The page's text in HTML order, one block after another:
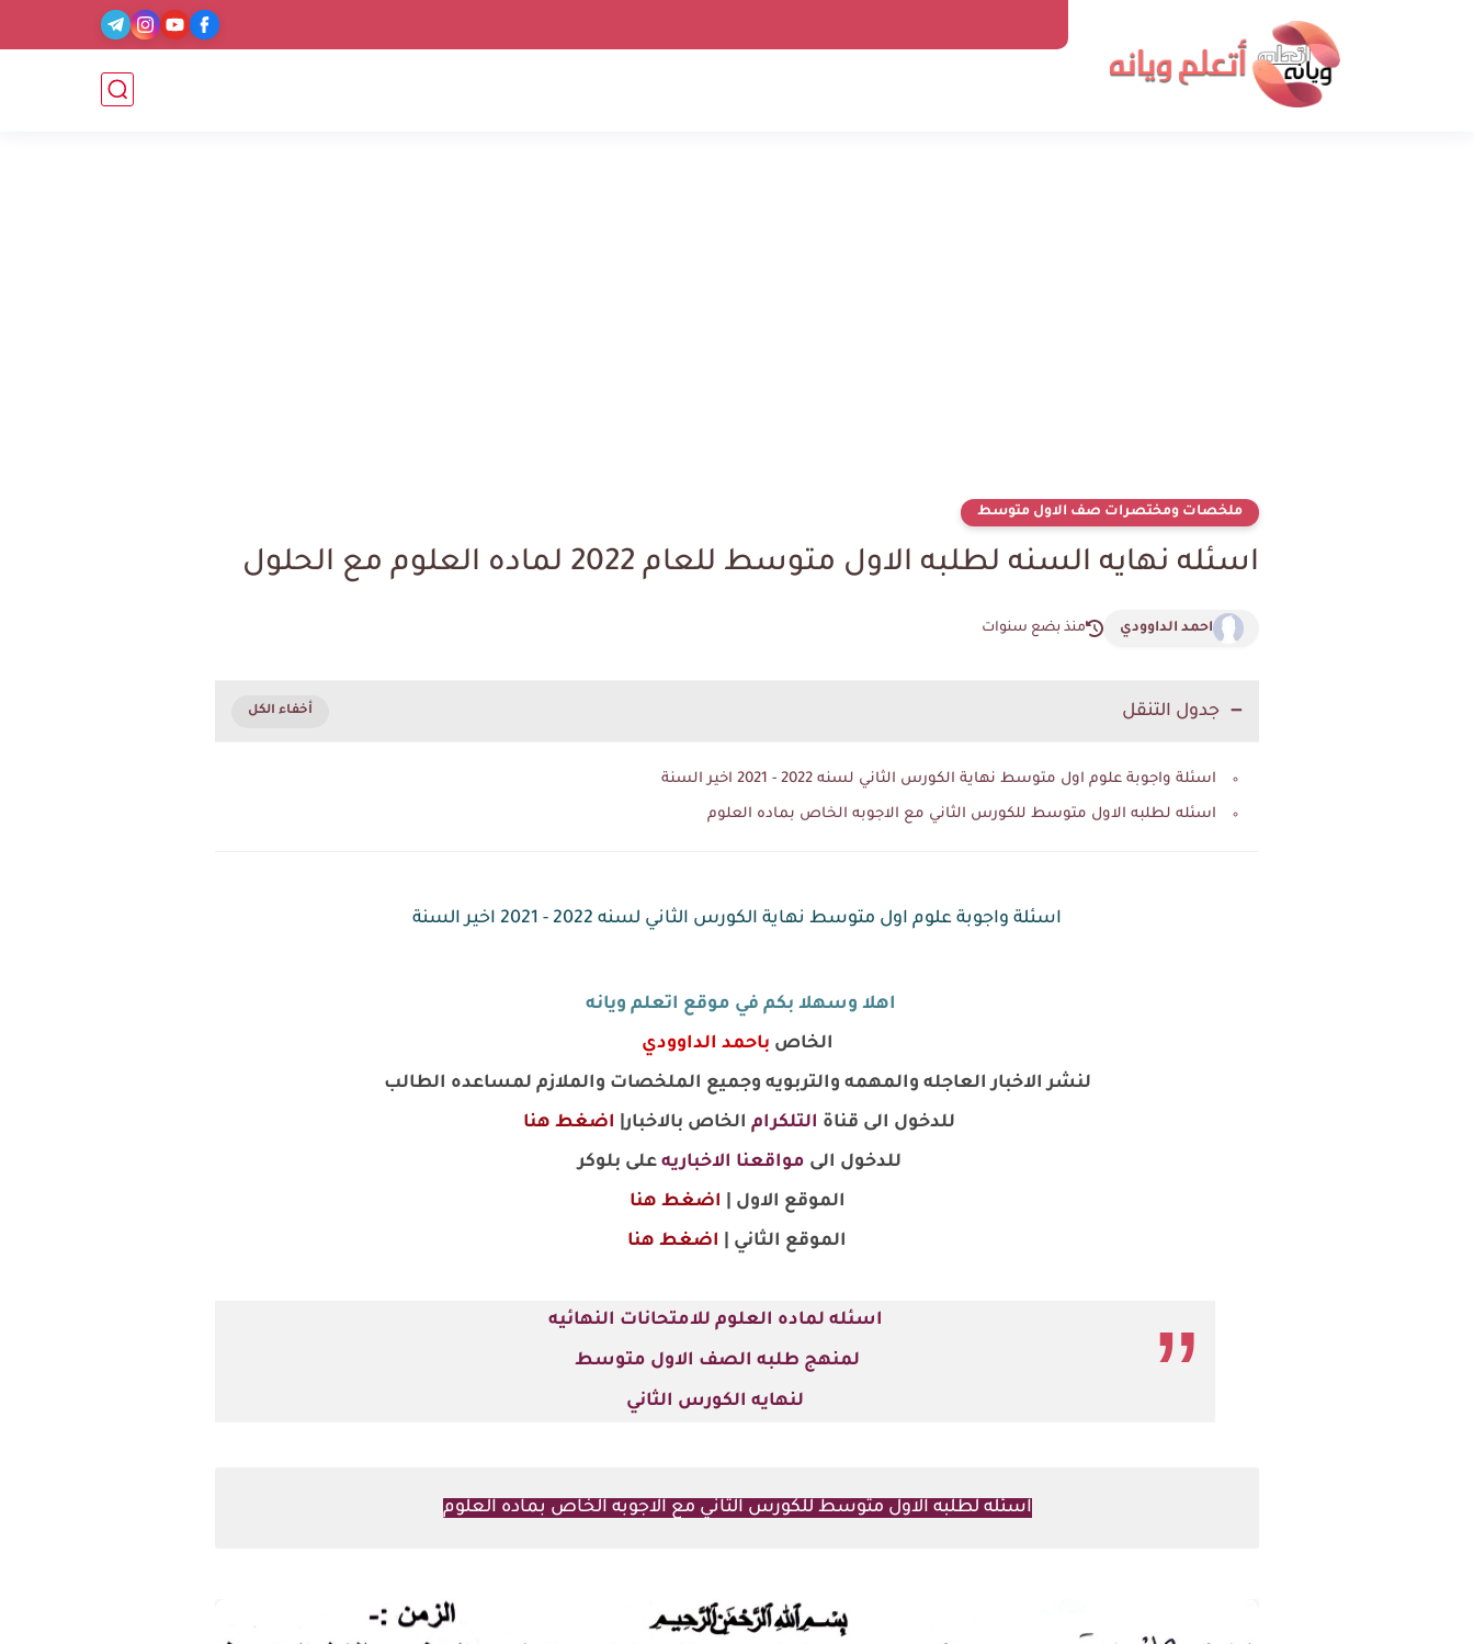
ملخصات ومختصرات صف الاول متوسط
اسئله نهايه السنه لطلبه الاول متوسط للعام 2022 لماده العلوم مع الحلول
احمد الداوودي منذ بضع سنوات
جدول التنقل
اسئلة واجوبة علوم اول متوسط نهاية الكورس الثاني لسنه 2022 - 2021 اخير السنة
اسئله لطلبه الاول متوسط للكورس الثاني مع الاجوبه الخاص بماده العلوم
اسئلة واجوبة علوم اول متوسط نهاية الكورس الثاني لسنه 2022 - 2021 اخير السنة
اهلا وسهلا بكم في موقع اتعلم ويانه
الخاص باحمد الداوودي
لنشر الاخبار العاجله والمهمه والتربويه وجميع الملخصات والملازم لمساعده الطالب
للدخول الى قناة التلكرام الخاص بالاخبار| اضغط هنا
للدخول الى مواقعنا الاخباريه على بلوكر
الموقع الاول | اضغط هنا
الموقع الثاني |
اضغط هنا
اسئله لماده العلوم للامتحانات النهائيه
لمنهج طلبه الصف الاول متوسط
لنهايه الكورس الثاني
اسئله لطلبه الاول متوسط للكورس الثاني مع الاجوبه الخاص بماده العلوم